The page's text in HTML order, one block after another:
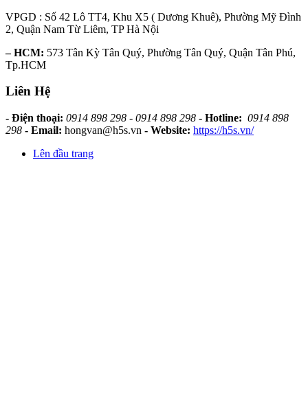
VPGD : Số 42 Lô TT4, Khu X5 ( Dương Khuê), Phường Mỹ Đình
2, Quận Nam Từ Liêm, TP Hà Nội
– HCM: 573 Tân Kỳ Tân Quý, Phường Tân Quý, Quận Tân Phú,
Tp.HCM
Liên Hệ
- Điện thoại: 0914 898 298 - 0914 898 298 - Hotline: 0914 898
298 - Email: hongvan@h5s.vn - Website: https://h5s.vn/
Lên đầu trang